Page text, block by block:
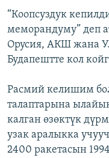
“Коопсуздук
меморандуму” деп
Орусия, АКШ жана
Будапештте кол
Расмий келишим
талаптарына
калган өзөктүк
узак аралыкка
2400 ракетасын